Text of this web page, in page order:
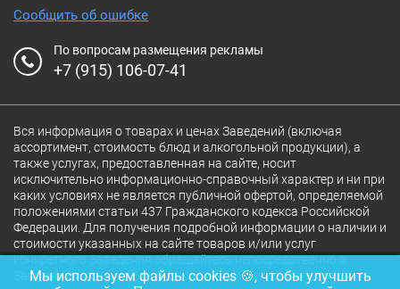
Сообщить об ошибке
По вопросам размещения рекламы
+7 (915) 106-07-41
Вся информация о товарах и ценах Заведений (включая
ассортимент, стоимость блюд и алкогольной продукции), а
также услугах, предоставленная на сайте, носит
исключительно информационно-справочный характер и ни при
каких условиях не является публичной офертой, определяемой
положениями статьи 437 Гражданского кодекса Российской
Федерации. Для получения подробной информации о наличии и
стоимости указанных на сайте товаров и/или услуг
конкретного Заведения обращайтесь непосредственно в
Заведение.
Мы используем файлы cookies 🍪, чтобы улучшить